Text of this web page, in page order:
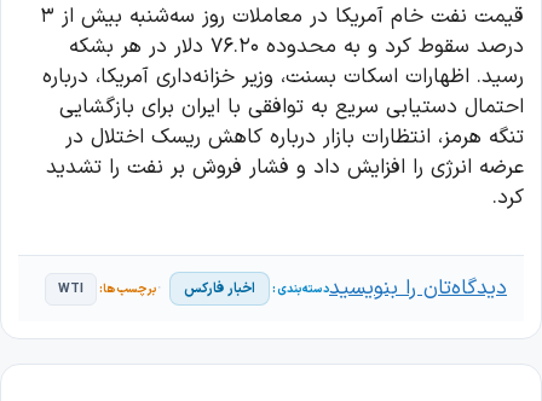
قیمت نفت خام آمریکا در معاملات روز سه‌شنبه بیش از ۳
درصد سقوط کرد و به محدوده ۷۶.۲۰ دلار در هر بشکه
رسید. اظهارات اسکات بسنت، وزیر خزانه‌داری آمریکا، درباره
احتمال دستیابی سریع به توافقی با ایران برای بازگشایی
تنگه هرمز، انتظارات بازار درباره کاهش ریسک اختلال در
عرضه انرژی را افزایش داد و فشار فروش بر نفت را تشدید
کرد.
اخبار فارکس WTI دیدگاه‌تان را بنویسید